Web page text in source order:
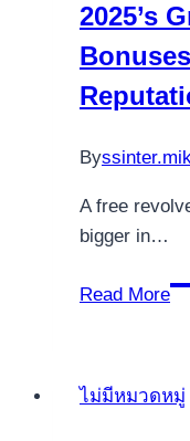
2025’s
By
A free
bigger in…
Read More
ไม่มีหมวดหมู่